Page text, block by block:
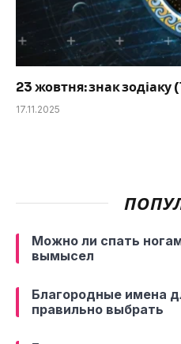
23 жовтня: знак зодіаку
17.11.2025
Можно ли спать
вымысел
Благородные имена
правильно выбрать